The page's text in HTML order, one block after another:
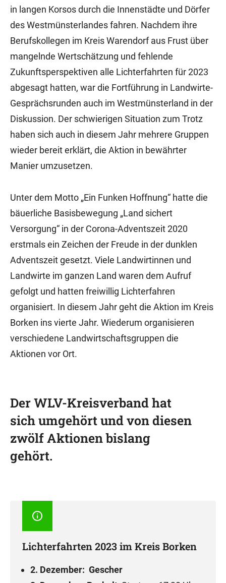
in langen Korsos durch die Innenstädte und Dörfer
des Westmünsterlandes fahren. Nachdem ihre
Berufskollegen im Kreis Warendorf aus Frust über
mangelnde Wertschätzung und fehlende
Zukunftsperspektiven alle Lichterfahrten für 2023
abgesagt hatten, war die Fortführung in Landwirte-
Gesprächsrunden auch im Westmünsterland in der
Diskussion. Der schwierigen Situation zum Trotz
haben sich auch in diesem Jahr mehrere Gruppen
wieder bereit erklärt, die Aktion in bewährter
Manier umzusetzen.
Unter dem Motto „Ein Funken Hoffnung“ hatte die
bäuerliche Basisbewegung „Land sichert
Versorgung“ in der Corona-Adventszeit 2020
erstmals ein Zeichen der Freude in der dunklen
Adventszeit gesetzt. Viele Landwirtinnen und
Landwirte im ganzen Land waren dem Aufruf
gefolgt und hatten freiwillig Lichterfahren
organisiert. In diesem Jahr geht die Aktion im Kreis
Borken ins vierte Jahr. Wiederum organisieren
verschiedene Landwirtschaftsgruppen die
Aktionen vor Ort.
Der WLV-Kreisverband hat
sich umgehört und von diesen
zwölf Aktionen bislang
gehört.
Lichterfahrten 2023 im Kreis Borken
2. Dezember: Gescher